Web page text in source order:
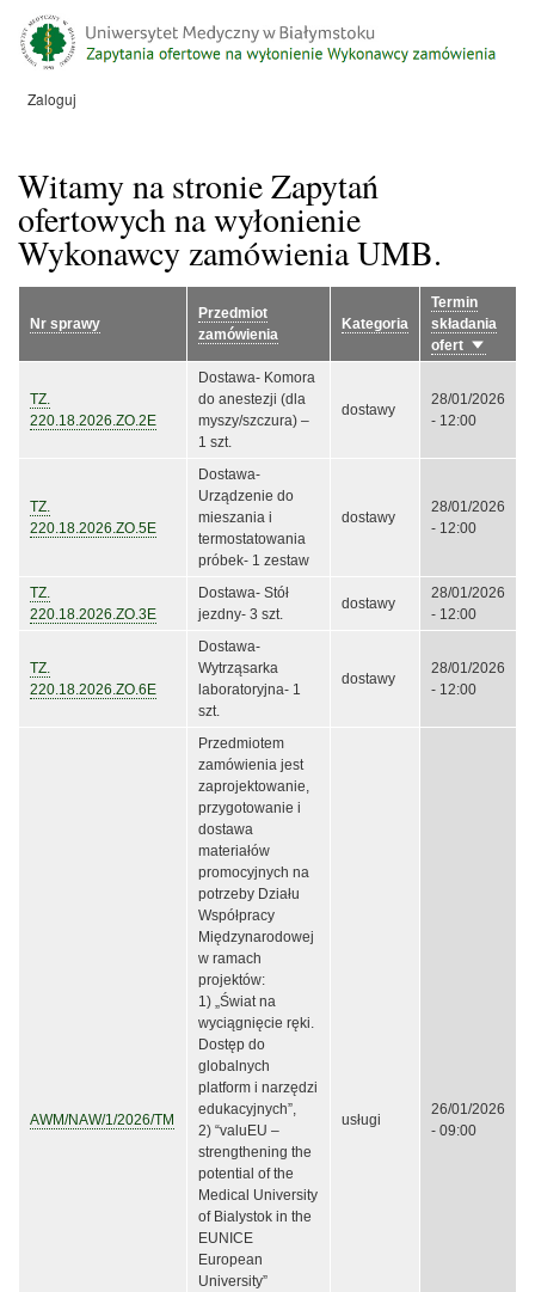
do
treści
Menu
Zaloguj
Witamy na stronie Zapytań
ofertowych na wyłonienie
Wykonawcy zamówienia UMB.
Nr sprawy
Przedmiot
zamówienia
Kategoria
Termin
składania
ofert Sortuj
TZ.
220.18.2026.ZO.2E
Dostawa- Komora
do anestezji (dla
myszy/szczura) –
1 szt.
dostawy
28/01/2026
- 12:00
TZ.
220.18.2026.ZO.5E
Dostawa-
Urządzenie do
mieszania i
termostatowania
próbek- 1 zestaw
dostawy
28/01/2026
- 12:00
TZ.
220.18.2026.ZO.3E
Dostawa- Stół
jezdny- 3 szt.
dostawy
28/01/2026
- 12:00
TZ.
220.18.2026.ZO.6E
Dostawa-
Wytrząsarka
laboratoryjna- 1
szt.
dostawy
28/01/2026
- 12:00
AWM/NAW/1/2026/TM
Przedmiotem
zamówienia jest
zaprojektowanie,
przygotowanie i
dostawa
materiałów
promocyjnych na
potrzeby Działu
Współpracy
Międzynarodowej
w ramach
projektów:
1) „Świat na
wyciągnięcie ręki.
Dostęp do
globalnych
platform i narzędzi
edukacyjnych”,
2) “valuEU –
strengthening the
potential of the
Medical University
of Bialystok in the
EUNICE
European
University”
usługi
26/01/2026
- 09:00